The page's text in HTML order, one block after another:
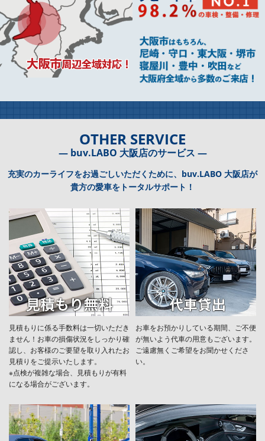
OTHER SERVICE
― buv.LABO 大阪店のサービス ―
充実のカーライフをお過ごしいただくために、buv.LABO 大阪店が
貴方の愛車をトータルサポート！
見積もりに係る手数料は一切いただき
ません！お車の損傷状況をしっかり確
認し、お客様のご要望を取り入れたお
見積りをご提示いたします。
※点検が複雑な場合、見積もりが有料
になる場合がございます。
お車をお預かりしている期間、ご不便
が無いよう代車の用意もございます。
ご遠慮無くご希望をお聞かせくださ
い。